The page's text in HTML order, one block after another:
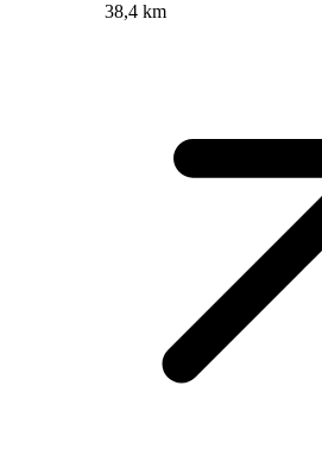
38,4 km